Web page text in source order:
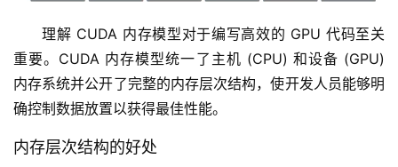
理解 CUDA 内存模型对于编写高效的 GPU 代码至关
重要。CUDA 内存模型统一了主机 (CPU) 和设备 (GPU)
内存系统并公开了完整的内存层次结构，使开发人员能够明
确控制数据放置以获得最佳性能。
内存层次结构的好处